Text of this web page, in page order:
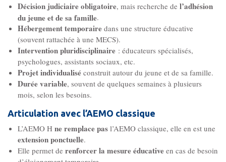
Les Pôles
Pôle Socio-­Éducatif
Service de Prévention spécialisée territorialisée
Pôle Milieu Ouvert
SIE
AEMO
AEMO H
Décision judiciaire obligatoire, mais recherche de l’adhésion
du jeune et de sa famille.
Hébergement temporaire dans une structure éducative
(souvent rattachée à une MECS).
Intervention pluridisciplinaire : éducateurs spécialisés,
psychologues, assistants sociaux, etc.
Projet individualisé construit autour du jeune et de sa famille.
Durée variable, souvent de quelques semaines à plusieurs
mois, selon les besoins.
Articulation avec l’AEMO classique
L’AEMO H ne remplace pas l’AEMO classique, elle en est une
extension ponctuelle.
Elle permet de renforcer la mesure éducative en cas de besoin